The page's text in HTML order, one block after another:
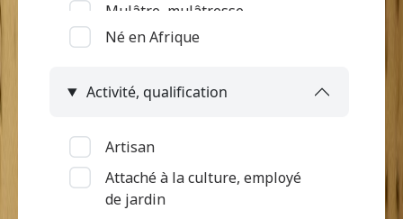
Mulâtre, mulâtresse
Nègre (par déduction)
négritte ...
déduction)
Quarteron
Né en Afrique
Activité, qualification
Artisan
Attaché à la culture, employé
de jardin